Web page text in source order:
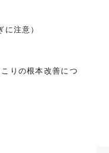
注意）
りの根本改善につ